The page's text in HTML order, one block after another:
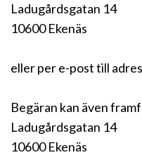
Ladugårdsgatan 14
10600 Ekenäs
eller per e-post till
Begäran kan även
Ladugårdsgatan 14
10600 Ekenäs